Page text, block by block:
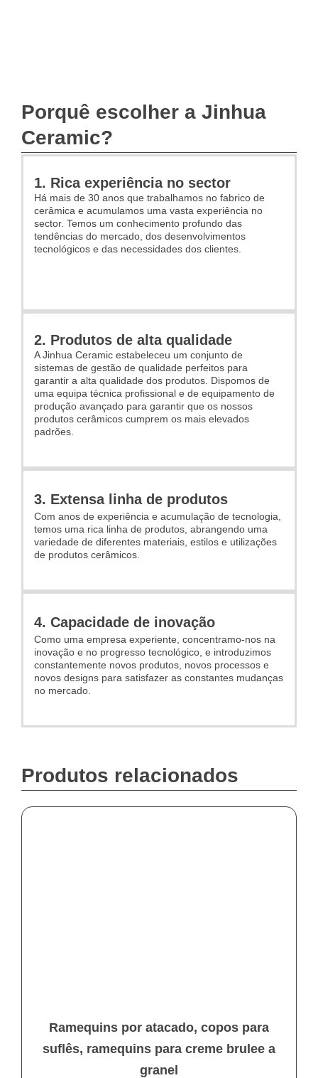
Porquê escolher a Jinhua
Ceramic?
1. Rica experiência no sector
Há mais de 30 anos que trabalhamos no fabrico de
cerâmica e acumulamos uma vasta experiência no
sector. Temos um conhecimento profundo das
tendências do mercado, dos desenvolvimentos
tecnológicos e das necessidades dos clientes.
2. Produtos de alta qualidade
A Jinhua Ceramic estabeleceu um conjunto de
sistemas de gestão de qualidade perfeitos para
garantir a alta qualidade dos produtos. Dispomos de
uma equipa técnica profissional e de equipamento de
produção avançado para garantir que os nossos
produtos cerâmicos cumprem os mais elevados
padrões.
3. Extensa linha de produtos
Com anos de experiência e acumulação de tecnologia,
temos uma rica linha de produtos, abrangendo uma
variedade de diferentes materiais, estilos e utilizações
de produtos cerâmicos.
4. Capacidade de inovação
Como uma empresa experiente, concentramo-nos na
inovação e no progresso tecnológico, e introduzimos
constantemente novos produtos, novos processos e
novos designs para satisfazer as constantes mudanças
no mercado.
Produtos relacionados
Ramequins por atacado, copos para
suflês, ramequins para creme brulee a
granel